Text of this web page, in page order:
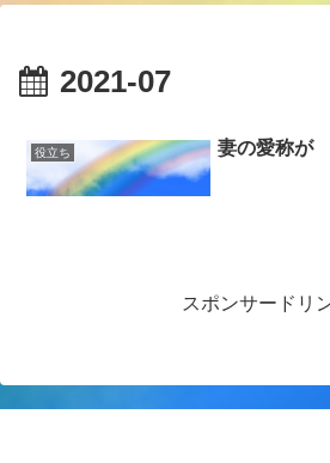
2021-07
役立ち 妻の愛称が
スポンサードリ